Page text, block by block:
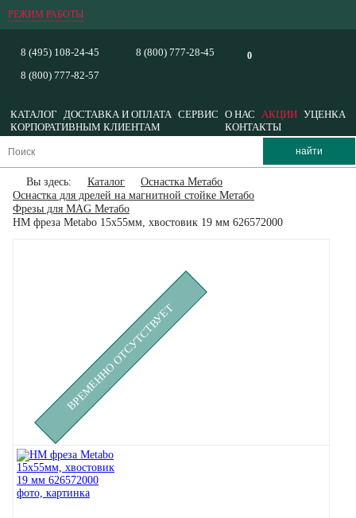
РЕЖИМ РАБОТЫ
0
8 (495) 108-24-45
8 (800) 777-82-57
8 (800) 777-28-45
КАТАЛОГ ДОСТАВКА И ОПЛАТА СЕРВИС О НАС АКЦИИ УЦЕНКА
КОРПОРАТИВНЫМ КЛИЕНТАМ
КОНТАКТЫ
Вы здесь: Каталог
Оснастка Метабо
Оснастка для дрелей на магнитной стойке Метабо
Фрезы для MAG Метабо
HM фреза Metabo 15x55мм, хвостовик 19 мм 626572000
ВРЕМЕННО ОТСУТСТВУЕТ